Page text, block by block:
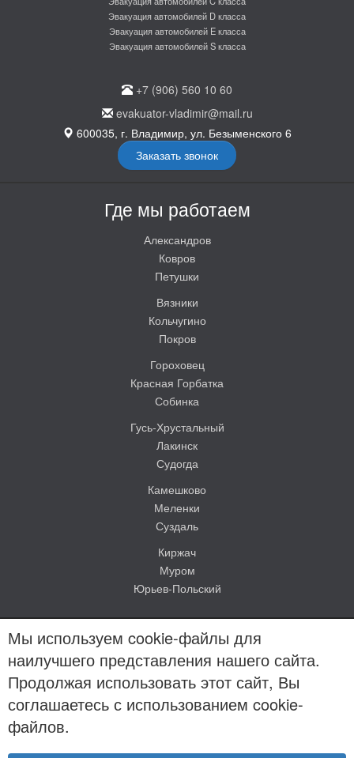
Эвакуация автомобилей D класса
Эвакуация автомобилей E класса
Эвакуация автомобилей S класса
+7 (906) 560 10 60
evakuator-vladimir@mail.ru
600035, г. Владимир, ул. Безыменского 6
Заказать звонок
Где мы работаем
Александров
Ковров
Петушки
Вязники
Кольчугино
Покров
Гороховец
Красная Горбатка
Собинка
Гусь-Хрустальный
Лакинск
Судогда
Камешково
Меленки
Суздаль
Киржач
Муром
Юрьев-Польский
© Evakuator-vladimir.ru 2012-2026
Карта сайта
Мы используем cookie-файлы для
наилучшего представления нашего сайта.
Продолжая использовать этот сайт, Вы
соглашаетесь с использованием cookie-
файлов.